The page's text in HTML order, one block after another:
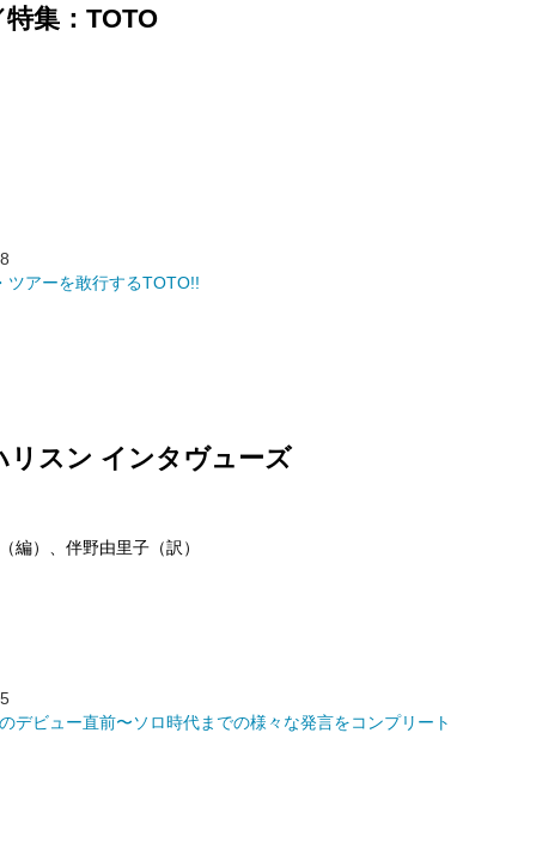
集：TOTO
ツアーを敢行するTOTO!!
リスン インタヴューズ
編）、伴野由里子（訳）
デビュー直前〜ソロ時代までの様々な発言をコンプリート